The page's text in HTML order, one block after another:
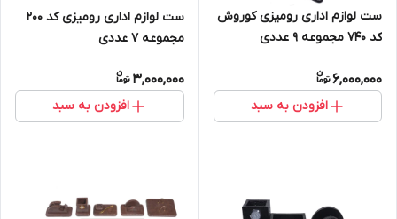
ست لوازم اداری رومیزی کوروش
کد 740 مجموعه 9 عددی
6,000,000
افزودن به سبد
ست لوازم اداری رومیزی کد ۲۰۰
مجموعه ۷ عددی
3,000,000
افزودن به سبد